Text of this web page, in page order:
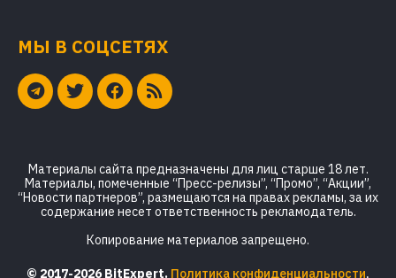
МЫ В СОЦСЕТЯХ
Материалы сайта предназначены для лиц старше 18 лет.
Материалы, помеченные “Пресс-релизы”, “Промо”, “Акции”,
“Новости партнеров”, размещаются на правах рекламы, за их
содержание несет ответственность рекламодатель.
Копирование материалов запрещено.
© 2017-2026 BitExpert. Политика конфиденциальности,